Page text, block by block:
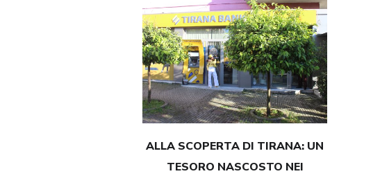
ALLA SCOPERTA DI TIRANA: UN
TESORO NASCOSTO NEI